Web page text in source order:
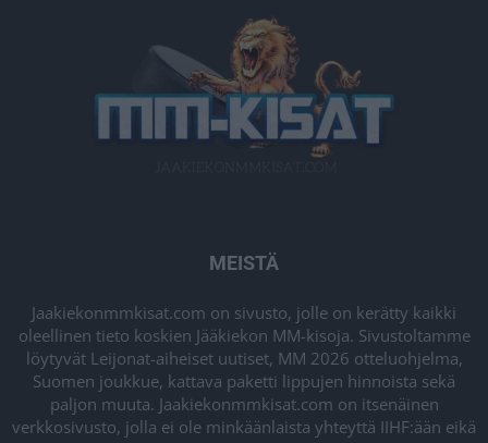
MEISTÄ
Jaakiekonmmkisat.com on sivusto, jolle on kerätty kaikki
oleellinen tieto koskien Jääkiekon MM-kisoja. Sivustoltamme
löytyvät Leijonat-aiheiset uutiset, MM 2026 otteluohjelma,
Suomen joukkue, kattava paketti lippujen hinnoista sekä
paljon muuta. Jaakiekonmmkisat.com on itsenäinen
verkkosivusto, jolla ei ole minkäänlaista yhteyttä IIHF:ään eikä